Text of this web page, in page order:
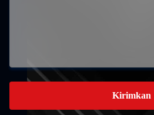
Kirimkan